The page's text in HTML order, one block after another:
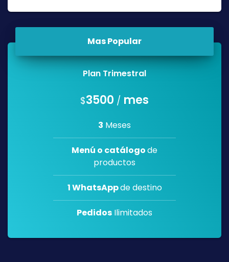
Mas Popular
Plan Trimestral
$3500 / mes
3 Meses
Menú o catálogode
productos
1 WhatsAppde destino
Pedidos Ilimitados